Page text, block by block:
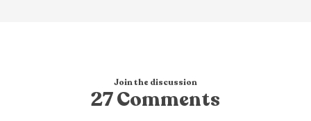
Join the discussion
27 Comments